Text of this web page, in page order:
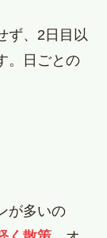
ず、2日目以
。日ごとの
が多いの